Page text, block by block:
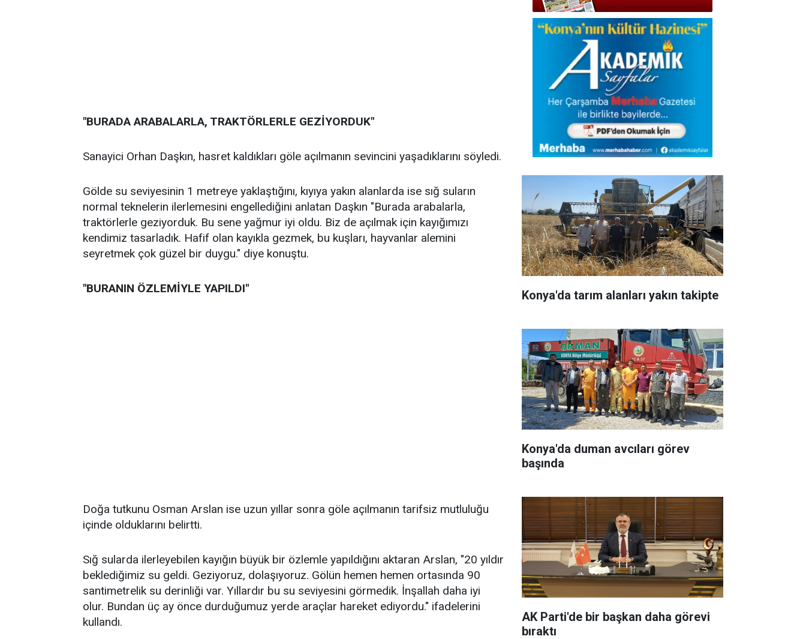
"BURADA ARABALARLA, TRAKTÖRLERLE GEZİYORDUK"
Sanayici Orhan Daşkın, hasret kaldıkları göle açılmanın sevincini yaşadıklarını söyledi.
Gölde su seviyesinin 1 metreye yaklaştığını, kıyıya yakın alanlarda ise sığ suların
normal teknelerin ilerlemesini engellediğini anlatan Daşkın "Burada arabalarla,
traktörlerle geziyorduk. Bu sene yağmur iyi oldu. Biz de açılmak için kayığımızı
kendimiz tasarladık. Hafif olan kayıkla gezmek, bu kuşları, hayvanlar alemini
seyretmek çok güzel bir duygu." diye konuştu.
"BURANIN ÖZLEMİYLE YAPILDI"
Doğa tutkunu Osman Arslan ise uzun yıllar sonra göle açılmanın tarifsiz mutluluğu
içinde olduklarını belirtti.
Sığ sularda ilerleyebilen kayığın büyük bir özlemle yapıldığını aktaran Arslan, "20 yıldır
beklediğimiz su geldi. Geziyoruz, dolaşıyoruz. Gölün hemen hemen ortasında 90
santimetrelik su derinliği var. Yıllardır bu su seviyesini görmedik. İnşallah daha iyi
olur. Bundan üç ay önce durduğumuz yerde araçlar hareket ediyordu." ifadelerini
kullandı.
Konya'da tarım alanları yakın takipte
Konya'da duman avcıları görev
başında
AK Parti'de bir başkan daha görevi
bıraktı